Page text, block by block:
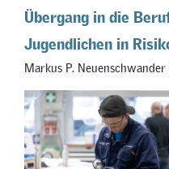
Übergang in die
Jugendlichen in
Markus P.